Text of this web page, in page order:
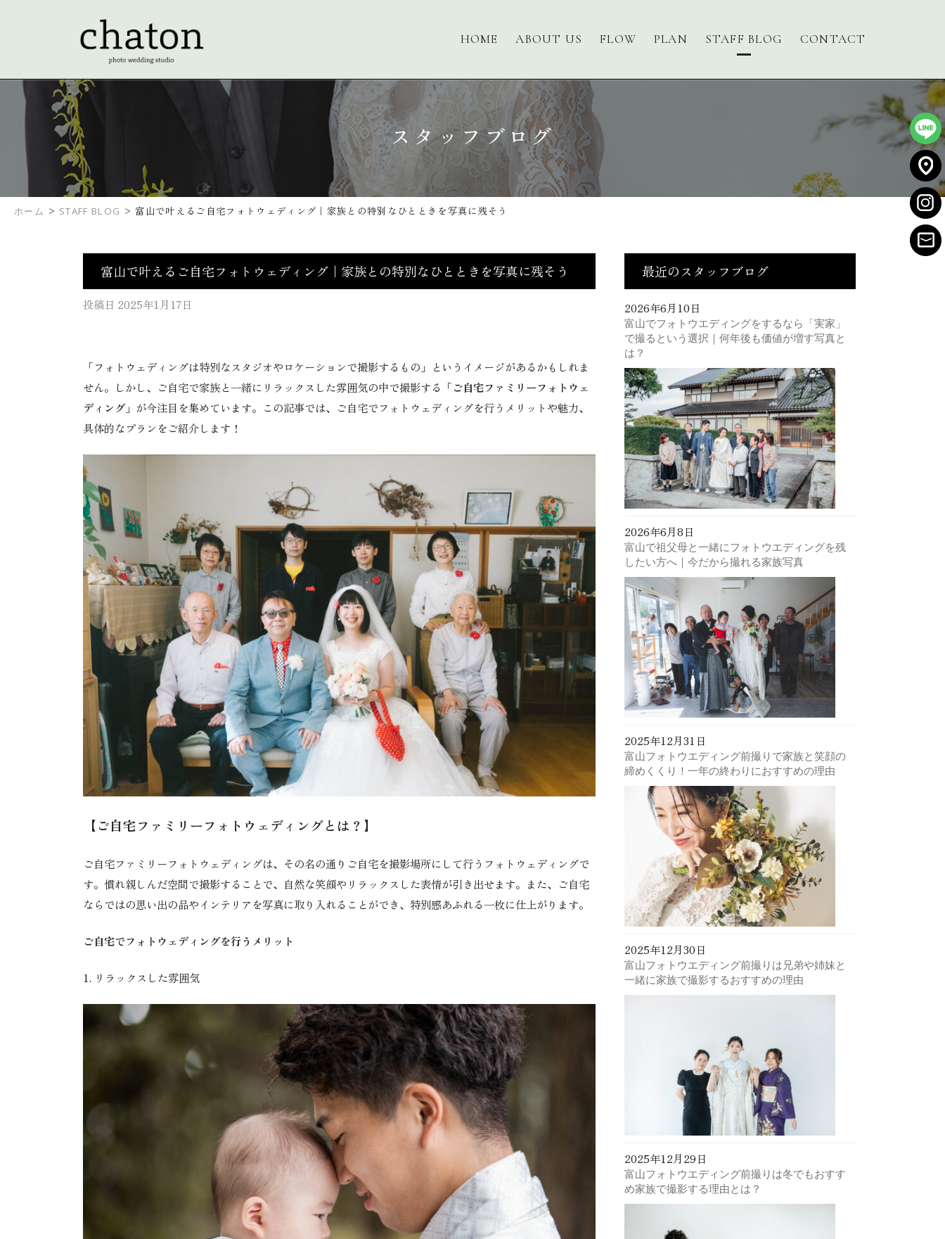
HOME ABOUT US FLOW PLAN STAFF BLOG CONTACT
スタッフブログ
ホーム > STAFF BLOG >富山で叶えるご自宅フォトウェディング｜家族との特別なひとときを写真に残そう
富山で叶えるご自宅フォトウェディング｜家族との特別なひとときを写真に残そう
投稿日 2025年1月17日
「フォトウェディングは特別なスタジオやロケーションで撮影するもの」というイメージがあるかもしれま
せん。しかし、ご自宅で家族と一緒にリラックスした雰囲気の中で撮影する「ご自宅ファミリーフォトウェ
ディング」が今注目を集めています。この記事では、ご自宅でフォトウェディングを行うメリットや魅力、
具体的なプランをご紹介します！
【ご自宅ファミリーフォトウェディングとは？】
ご自宅ファミリーフォトウェディングは、その名の通りご自宅を撮影場所にして行うフォトウェディングで
す。慣れ親しんだ空間で撮影することで、自然な笑顔やリラックスした表情が引き出せます。また、ご自宅
ならではの思い出の品やインテリアを写真に取り入れることができ、特別感あふれる一枚に仕上がります。
ご自宅でフォトウェディングを行うメリット
1. リラックスした雰囲気
最近のスタッフブログ
2026年6月10日
富山でフォトウエディングをするなら「実家」
で撮るという選択｜何年後も価値が増す写真と
は？
2026年6月8日
富山で祖父母と一緒にフォトウエディングを残
したい方へ｜今だから撮れる家族写真
2025年12月31日
富山フォトウエディング前撮りで家族と笑顔の
締めくくり！一年の終わりにおすすめの理由
2025年12月30日
富山フォトウエディング前撮りは兄弟や姉妹と
一緒に家族で撮影するおすすめの理由
2025年12月29日
富山フォトウエディング前撮りは冬でもおすす
め家族で撮影する理由とは？